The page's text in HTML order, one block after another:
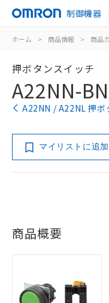
制御機器
ホーム > 商品情報 > 商品
押ボタンスイッチ
A22NN-
A22NN / A22NL 押ボ
マイリストに追加
商品概要